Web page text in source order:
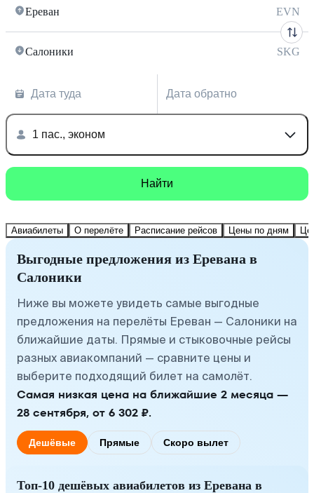
Ереван EVN
Салоники SKG
Дата туда Дата обратно
1 пас., эконом
Найти
Авиабилеты О перелёте Расписание рейсов Цены по дням
Выгодные предложения из Еревана в
Салоники
Ниже вы можете увидеть самые выгодные
предложения на перелёты Ереван — Салоники на
ближайшие даты. Прямые и стыковочные рейсы
разных авиакомпаний — сравните цены и
выберите подходящий билет на самолёт.
Самая низкая цена на ближайшие 2 месяца —
28 сентября, от 6 302 ₽.
Дешёвые Прямые Скоро вылет
Топ-10 дешёвых авиабилетов из Еревана в